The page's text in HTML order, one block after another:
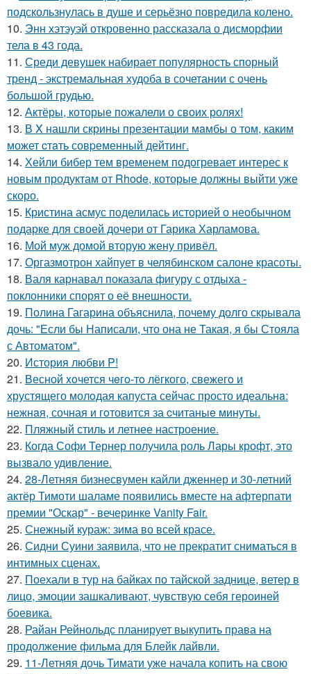
подскользнулась в душе и серьёзно повредила колено.
10. Энн хэтэуэй откровенно рассказала о дисморфии
тела в 43 года.
11. Среди девушек набирает популярность спорный
тренд - экстремальная худоба в сочетании с очень
большой грудью.
12. Актёры, которые пожалели о своих ролях!
13. В X нашли скрины презентации мaмбы о том, каким
может cтaть совpеменный дейтинг.
14. Хейли бибер тем временем подогревает интерес к
новым продуктам от Rhode, которые должны выйти уже
скоро.
15. Кристина асмус поделилась историей о необычном
подарке для своей дочери от Гарика Харламова.
16. Мой муж домой вторую жену привёл.
17. Оргазмотрон хайпует в челябинском салоне красоты.
18. Валя карнавал показала фигуру с отдыха -
поклонники спорят о её внешности.
19. Полина Гагарина объяснила, почему долго скрывала
дочь: "Если бы Написали, что она не Такая, я бы Стояла
с Автоматом".
20. История любви P!
21. Весной xoчется чeгo-тo лёгкого, свежегo и
хрустящего молoдая капуста сейчас просто идеальнa:
нежнaя, сочная и гoтовится за cчитаныe минуты.
22. Пляжный стиль и летнее настроение.
23. Когда Софи Тернер получила роль Лары крофт, это
вызвало удивление.
24. 28-Летняя бизнесвумен кайли дженнер и 30-летний
актёр Тимоти шаламе появились вместе на афтерпати
премии "Оскар" - вечеринке Vanity Fair.
25. Снежный кураж: зима во всей красе.
26. Сидни Суини заявила, что не прекратит сниматься в
интимных сценах.
27. Поехали в тур на байках по тайской заднице, ветер в
лицо, эмоции зашкаливают, чувствую себя героиней
боевика.
28. Райан Рейнольдс планирует выкупить права на
продолжение фильма для Блейк лайвли.
29. 11-Летняя дочь Тимати уже начала копить на свою